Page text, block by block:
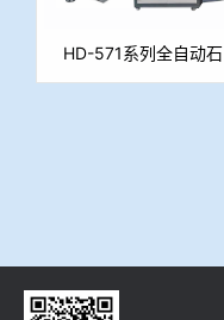
HD-571系列全自动石
灰活性度测定仪